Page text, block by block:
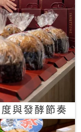
與發酵節奏